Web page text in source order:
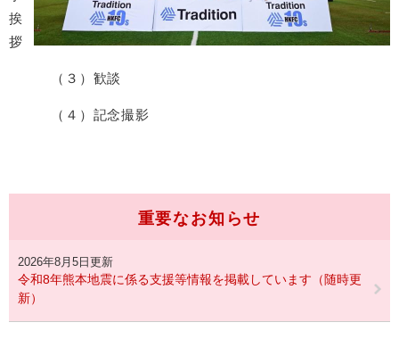
挨
拶
（３）歓談
（４）記念撮影
重要なお知らせ
2026年8月5日更新
令和8年熊本地震に係る支援等情報を掲載しています（随時更
新）